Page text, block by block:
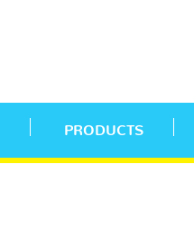
PRODUCTS